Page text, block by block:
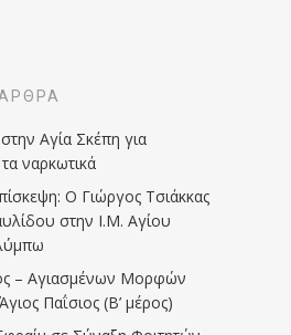
Αγία Σκέπη για
ναρκωτικά
Ο Γιώργος Τσιάκκας
στην Ι.Μ. Αγίου
– Αγιασμένων Μορφών
Παΐσιος (Β’ μέρος)